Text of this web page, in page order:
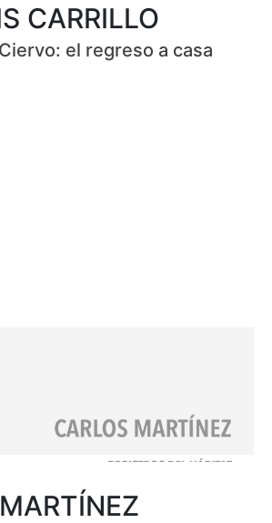
CARRILLO
el regreso a casa